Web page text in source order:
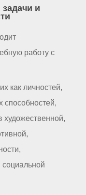
задачи и
работу с
как личностей,
способностей,
художественной,